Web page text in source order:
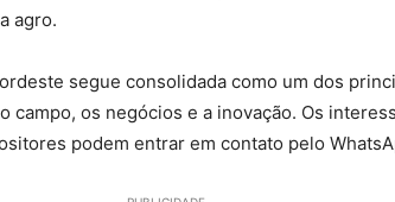
agro.
segue consolidada como um dos
campo, os negócios e a inovação. Os
podem entrar em contato pelo